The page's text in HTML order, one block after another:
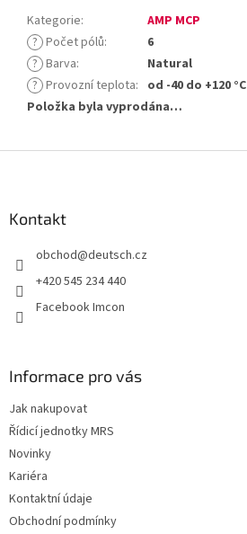
Kategorie:
AMP MCP
? Počet pólů:
6
? Barva:
Natural
? Provozní teplota: od -40 do +120 °C
Položka byla vyprodána…
Kontakt
obchod@deutsch.cz
+420 545 234 440
Facebook Imcon
Informace pro vás
Jak nakupovat
Řídicí jednotky MRS
Novinky
Kariéra
Kontaktní údaje
Obchodní podmínky